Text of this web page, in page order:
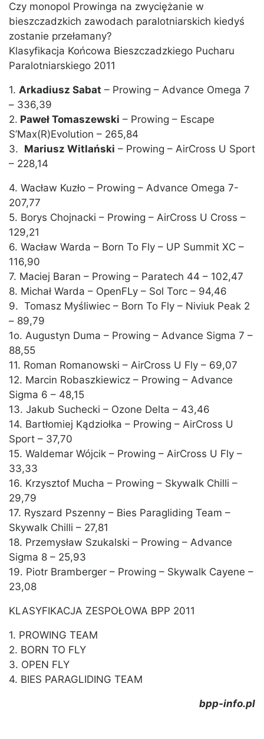
Czy monopol Prowinga na zwyciężanie w
bieszczadzkich zawodach paralotniarskich kiedyś
zostanie przełamany?
Klasyfikacja Końcowa Bieszczadzkiego Pucharu
Paralotniarskiego 2011
1. Arkadiusz Sabat – Prowing – Advance Omega 7
– 336,39
2. Paweł Tomaszewski – Prowing – Escape
S’Max(R)Evolution – 265,84
3. Mariusz Witlański – Prowing – AirCross U Sport
– 228,14
4. Wacław Kuzło – Prowing – Advance Omega 7-
207,77
5. Borys Chojnacki – Prowing – AirCross U Cross –
129,21
6. Wacław Warda – Born To Fly – UP Summit XC –
116,90
7. Maciej Baran – Prowing – Paratech 44 – 102,47
8. Michał Warda – OpenFLy – Sol Torc – 94,46
9. Tomasz Myśliwiec – Born To Fly – Niviuk Peak 2
– 89,79
1o. Augustyn Duma – Prowing – Advance Sigma 7 –
88,55
11. Roman Romanowski – AirCross U Fly – 69,07
12. Marcin Robaszkiewicz – Prowing – Advance
Sigma 6 – 48,15
13. Jakub Suchecki – Ozone Delta – 43,46
14. Bartłomiej Kądziołka – Prowing – AirCross U
Sport – 37,70
15. Waldemar Wójcik – Prowing – AirCross U Fly –
33,33
16. Krzysztof Mucha – Prowing – Skywalk Chilli –
29,79
17. Ryszard Pszenny – Bies Paragliding Team –
Skywalk Chilli – 27,81
18. Przemysław Szukalski – Prowing – Advance
Sigma 8 – 25,93
19. Piotr Bramberger – Prowing – Skywalk Cayene –
23,08
KLASYFIKACJA ZESPOŁOWA BPP 2011
1. PROWING TEAM
2. BORN TO FLY
3. OPEN FLY
4. BIES PARAGLIDING TEAM
bpp-info.pl